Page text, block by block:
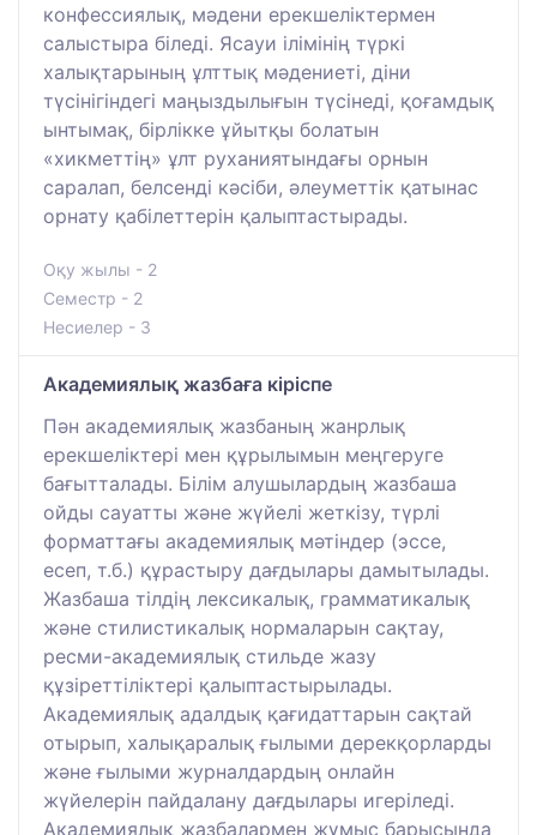
конфессиялық, мәдени ерекшеліктермен
салыстыра біледі. Ясауи ілімінің түркі
халықтарының ұлттық мәдениеті, діни
түсінігіндегі маңыздылығын түсінеді, қоғамдық
ынтымақ, бірлікке ұйытқы болатын
«хикметтің» ұлт руханиятындағы орнын
саралап, белсенді кәсіби, әлеуметтік қатынас
орнату қабілеттерін қалыптастырады.
Оқу жылы - 2
Семестр - 2
Несиелер - 3
Академиялық жазбаға кіріспе
Пән академиялық жазбаның жанрлық
ерекшеліктері мен құрылымын меңгеруге
бағытталады. Білім алушылардың жазбаша
ойды сауатты және жүйелі жеткізу, түрлі
форматтағы академиялық мәтіндер (эссе,
есеп, т.б.) құрастыру дағдылары дамытылады.
Жазбаша тілдің лексикалық, грамматикалық
және стилистикалық нормаларын сақтау,
ресми-академиялық стильде жазу
құзіреттіліктері қалыптастырылады.
Академиялық адалдық қағидаттарын сақтай
отырып, халықаралық ғылыми дерекқорларды
және ғылыми журналдардың онлайн
жүйелерін пайдалану дағдылары игеріледі.
Академиялық жазбалармен жұмыс барысында